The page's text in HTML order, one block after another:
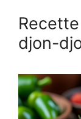
djon-